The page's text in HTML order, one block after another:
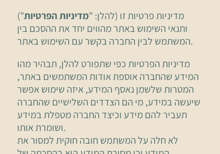
מדיניות פרטיות זו (להלן: "מדיניות הפרטיות")
ותנאי השימוש באתר מהווים יחד את ההסכם בין
המשתמש לבין החברה בקשר עם השימוש באתר.
מדיניות הפרטיות כפי שתפורט להלן, תבהיר מהו
המידע שהחברה אוספת אודות המשתמשים באתר,
המטרות שלשמן נאסף המידע, איזה שימוש אפשר
שיעשה במידע, מי הם הצדדים השלישיים שהחברה
תעביר להם מידע וכיצד החברה מטפלת במידע
ושומרת אותו.
לא חלה על המשתמש חובה חוקית למסור את